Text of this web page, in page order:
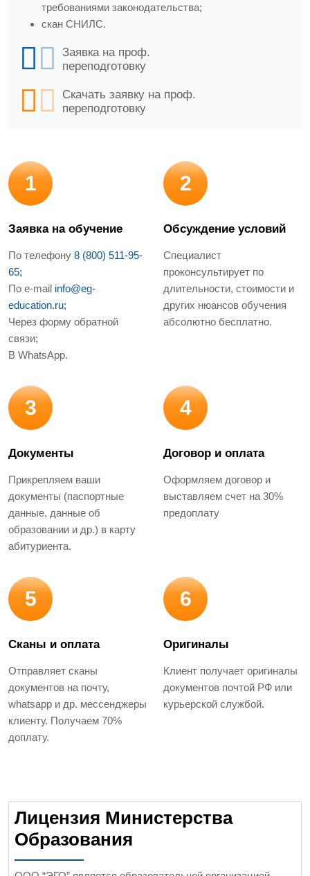
требованиями законодательства;
скан СНИЛС.
Заявка на проф.
переподготовку
Скачать заявку на проф.
переподготовку
1
Заявка на обучение
По телефону 8 (800) 511-95-
65;
По e-mail info@eg-
education.ru;
Через форму обратной
связи;
В WhatsApp.
2
Обсуждение условий
Специалист
проконсультирует по
длительности, стоимости и
других нюансов обучения
абсолютно бесплатно.
3
Документы
Прикрепляем ваши
документы (паспортные
данные, данные об
образовании и др.) в карту
абитуриента.
4
Договор и оплата
Оформляем договор и
выставляем счет на 30%
предоплату
5
Сканы и оплата
Отправляет сканы
документов на почту,
whatsapp и др. мессенджеры
клиенту. Получаем 70%
доплату.
6
Оригиналы
Клиент получает оригиналы
документов почтой РФ или
курьерской службой.
Лицензия Министерства
Образования